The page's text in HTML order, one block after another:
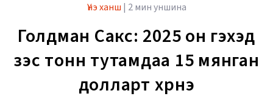
Үнэ ханш | 2 мин уншина
Голдман Сакс: 2025 он гэхэд
зэс тонн тутамдаа 15 мянган
долларт хүрнэ